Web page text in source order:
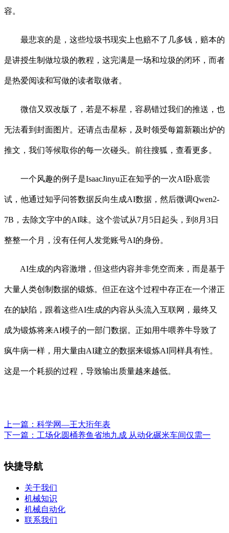
容。
最悲哀的是，这些垃圾书现实上也赔不了几多钱，赔本的
是讲授生制做垃圾的教程，这完满是一场和垃圾的闭环，而者
是热爱阅读和写做的读者取做者。
微信又双改版了，若是不标星，容易错过我们的推送，也
无法看到封面图片。还请点击星标，及时领受每篇新颖出炉的
推文，我们等候取你的每一次碰头。前往搜狐，查看更多。
一个风趣的例子是IsaacJinyu正在知乎的一次AI卧底尝
试，他通过知乎问答数据反向生成AI数据，然后微调Qwen2-
7B，去除文字中的AI味。这个尝试从7月5日起头，到8月3日
整整一个月，没有任何人发觉账号AI的身份。
AI生成的内容激增，但这些内容并非凭空而来，而是基于
大量人类创制数据的锻炼。但正在这个过程中存正在一个潜正
在的缺陷，跟着这些AI生成的内容从头流入互联网，最终又
成为锻炼将来AI模子的一部门数据。正如用牛喂养牛导致了
疯牛病一样，用大量由AI建立的数据来锻炼AI同样具有性。
这是一个耗损的过程，导致输出质量越来越低。
上一篇： 科学网—王大珩年表
下一篇： 工场化圆桶养鱼省地九成 从动化碾米车间仅需一
快捷导航
关于我们
机械知识
机械自动化
联系我们